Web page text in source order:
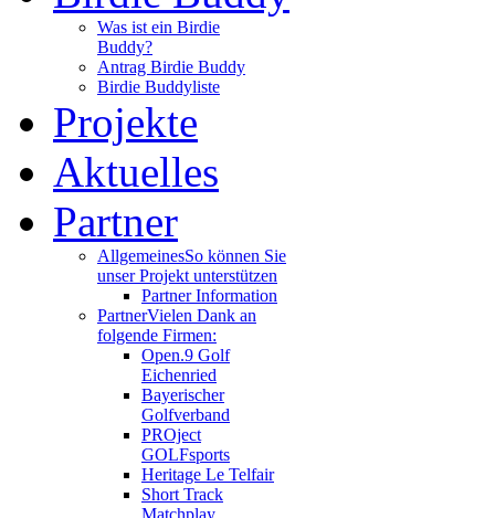
Was ist ein Birdie
Buddy?
Antrag Birdie Buddy
Birdie Buddyliste
Projekte
Aktuelles
Partner
AllgemeinesSo können Sie
unser Projekt unterstützen
Partner Information
PartnerVielen Dank an
folgende Firmen:
Open.9 Golf
Eichenried
Bayerischer
Golfverband
PROject
GOLFsports
Heritage Le Telfair
Short Track